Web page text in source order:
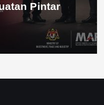
Pintar